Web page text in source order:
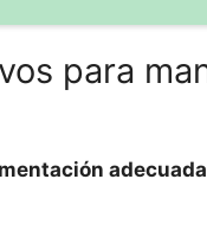
para
adecuada